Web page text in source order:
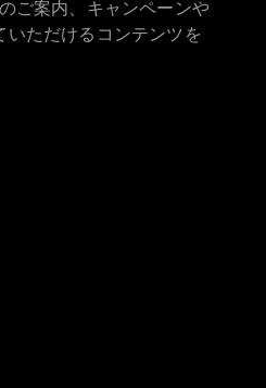
ご案内、キャンペーンや
ただけるコンテンツを